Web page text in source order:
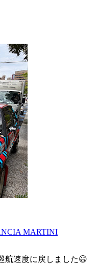
MARTINI
航速度に戻しました😃